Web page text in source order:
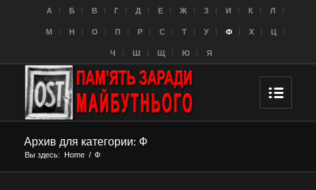
A Б В Г Д Е Ж З И К Л
M Н О П Р С Т У Ф Х Ц
Ч Ш Щ Ю Я
Архив для категории: Ф
Вы здесь: Home / Ф